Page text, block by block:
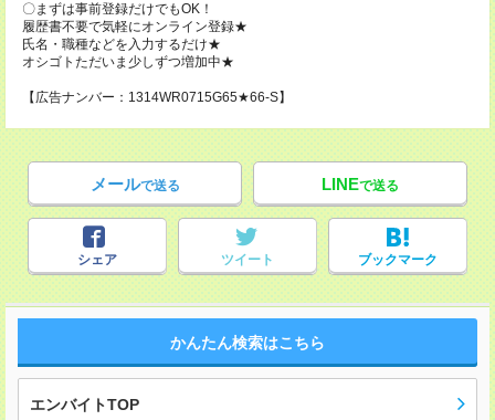
〇まずは事前登録だけでもOK！
履歴書不要で気軽にオンライン登録★
氏名・職種などを入力するだけ★
オシゴトただいま少しずつ増加中★
【広告ナンバー：1314WR0715G65★66-S】
メールで送る LINEで送る
シェア ツイート ブックマーク
かんたん検索はこちら
エンバイトTOP